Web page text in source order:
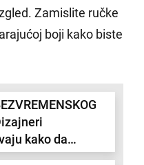
Zamislite ručke
boji kako biste
kako da
koji nikad ne